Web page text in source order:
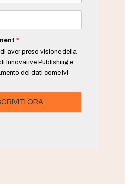
*
aver preso visione della
Innovative Publishing e
dei dati come ivi
ORA